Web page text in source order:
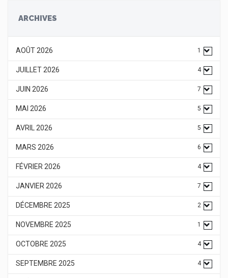
ARCHIVES
AOÛT 2026 1
JUILLET 2026 4
JUIN 2026 7
MAI 2026 5
AVRIL 2026 5
MARS 2026 6
FÉVRIER 2026 4
JANVIER 2026 7
DÉCEMBRE 2025 2
NOVEMBRE 2025 1
OCTOBRE 2025 4
SEPTEMBRE 2025 4